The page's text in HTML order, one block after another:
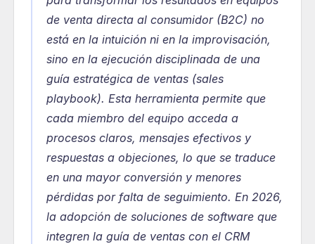
de venta directa al consumidor (B2C) no
está en la intuición ni en la improvisación,
sino en la ejecución disciplinada de una
guía estratégica de ventas (sales
playbook). Esta herramienta permite que
cada miembro del equipo acceda a
procesos claros, mensajes efectivos y
respuestas a objeciones, lo que se traduce
en una mayor conversión y menores
pérdidas por falta de seguimiento. En 2026,
la adopción de soluciones de software que
integren la guía de ventas con el CRM